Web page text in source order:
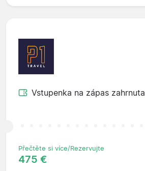
Vstupenka na zápas zahrnuta
Přečtěte si více/Rezervujte
475 €